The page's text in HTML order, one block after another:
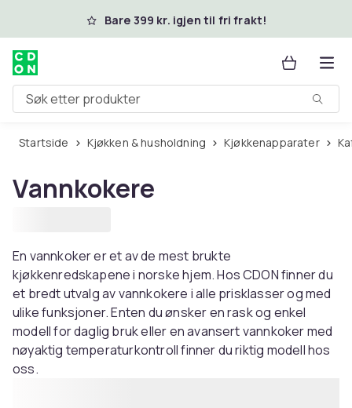
Hopp til hovedinnholdBare 399 kr. igjen til fri frakt!
Søk etter produkter
Startside Kjøkken & husholdning Kjøkkenapparater
Vannkokere
En vannkoker er et av de mest brukte
kjøkkenredskapene i norske hjem. Hos CDON finner du
et bredt utvalg av vannkokere i alle prisklasser og med
ulike funksjoner. Enten du ønsker en rask og enkel
modell for daglig bruk eller en avansert vannkoker med
nøyaktig temperaturkontroll finner du riktig modell hos
oss.